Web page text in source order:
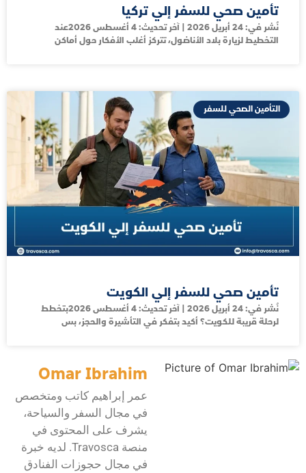
تأمين صحي للسفر إلي تركيا
نُشر في: 24 أبريل 2026 | آخر تحديث: 4 أغسطس 2026عند
التخطيط لزيارة بلاد الأناضول، تتركز أغلب الأفكار حول أماكن
التأمين الصحي للسفر
تأمين صحي للسفر إلي الكويت
نُشر في: 24 أبريل 2026 | آخر تحديث: 4 أغسطس 2026بتخطط
لرحلة قريبة للكويت؟ أكيد بتفكر في التأشيرة والحجز، بس
Omar Ibrahim
عمر إبراهيم كاتب ومتخصص
في مجال السفر والسياحة،
يشرف على المحتوى في
منصة Travosca. لديه خبرة
في مجال حجوزات الفنادق